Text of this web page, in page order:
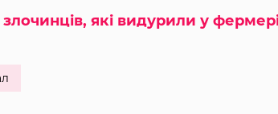
які видурили у